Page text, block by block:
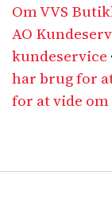
Om VVS
AO
kundeservice
har brug for
for at vide om